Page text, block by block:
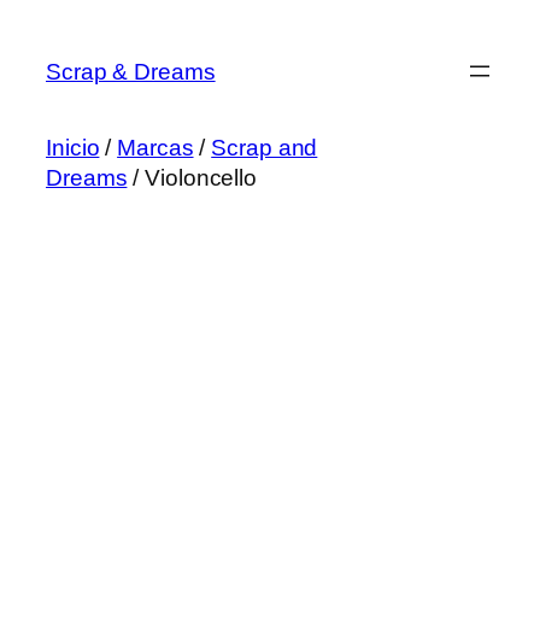
contenido
Scrap & Dreams
Inicio / Marcas / Scrap and
Dreams / Violoncello